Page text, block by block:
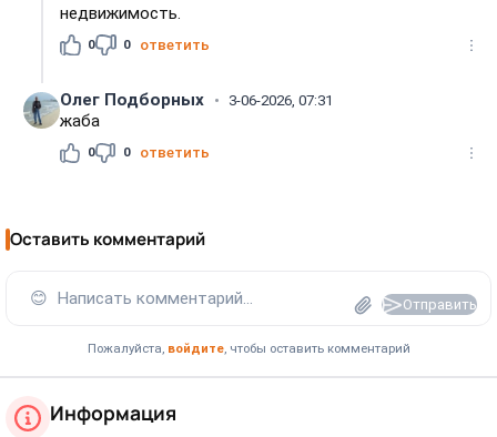
недвижимость.
0 0 ответить
Олег Подборных 3-06-2026, 07:31
жаба
0 0 ответить
Оставить комментарий
😊 Написать комментарий... Отправить
Пожалуйста, войдите, чтобы оставить комментарий
Информация